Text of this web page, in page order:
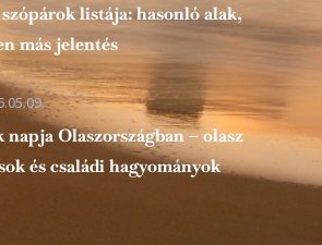
listája: hasonló alak,
más jelentés
napja Olaszországban – olasz
és családi hagyományok